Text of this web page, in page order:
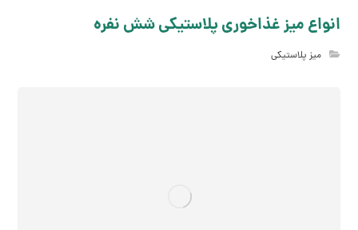
انواع میز غذاخوری پلاستیکی شش نفره
میز پلاستیکی